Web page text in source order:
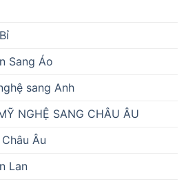
Sang Áo
sang Anh
NGHỆ SANG CHÂU ÂU
Âu
Lan